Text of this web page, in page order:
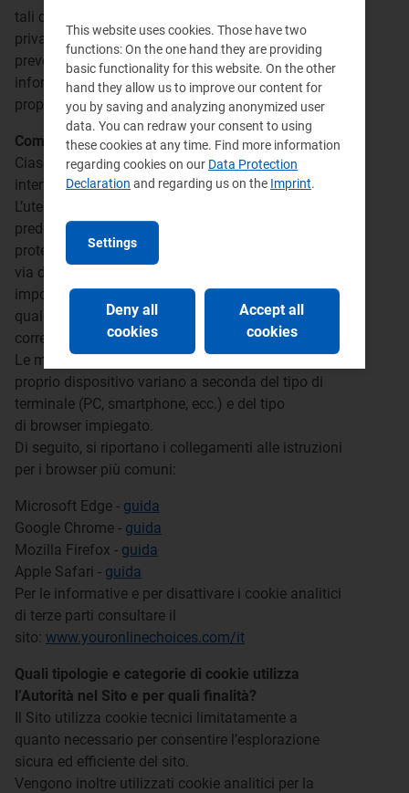
tali cookie possono avere nell’ambito della sfera
privata degli utenti, la normativa europea e italiana
prevede che l’utente debba essere adeguatamente
informato sull’uso degli stessi ed esprimere così il
proprio valido consenso.
Come si eliminano i cookie?
Ciascun utente può modificare l’utilizzo dei cookie
intervenendo sulle impostazioni del browser in uso.
L’utente è abilitato a modificare la configurazione
predefinita (di default) e, impostando il livello di
protezione più elevato, disabilitare tutti i cookie in
via definitiva. È bene notare, però, che questa
impostazione potrebbe rendere inutilizzabile il Sito,
qualora si bloccassero cookie indispensabili per la
corretta erogazione delle funzionalità.
Le modalità per bloccare o eliminare i cookie dal
proprio dispositivo variano a seconda del tipo di
terminale (PC, smartphone, ecc.) e del tipo
di browser impiegato.
Di seguito, si riportano i collegamenti alle istruzioni
per i browser più comuni:
Microsoft Edge - guida
Google Chrome - guida
Mozilla Firefox - guida
Apple Safari - guida
Per le informative e per disattivare i cookie analitici
di terze parti consultare il
sito: www.youronlinechoices.com/it
Quali tipologie e categorie di cookie utilizza
l’Autorità nel Sito e per quali finalità?
Il Sito utilizza cookie tecnici limitatamente a
quanto necessario per consentire l’esplorazione
sicura ed efficiente del sito.
Vengono inoltre utilizzati cookie analitici per la
This website uses cookies. Those have two
functions: On the one hand they are providing
basic functionality for this website. On the other
hand they allow us to improve our content for
you by saving and analyzing anonymized user
data. You can redraw your consent to using
these cookies at any time. Find more information
regarding cookies on our Data Protection
Declaration and regarding us on the Imprint.
Settings
Deny all
cookies
Accept all
cookies